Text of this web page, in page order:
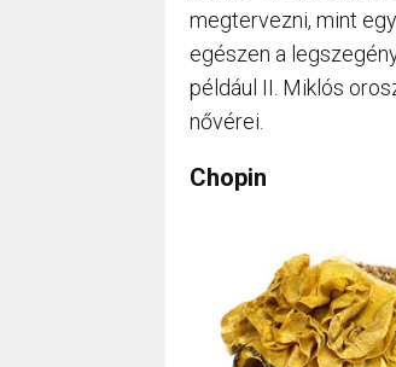
megtervezni, mint
egészen a
például II. Miklós
nővérei.
Chopin